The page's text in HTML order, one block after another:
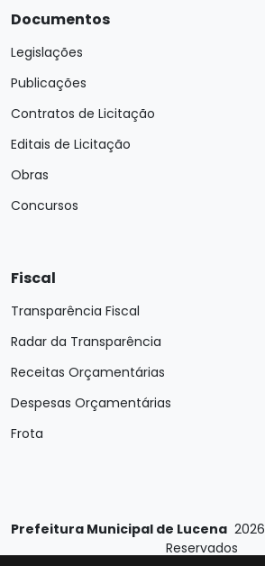
Documentos
Legislações
Publicações
Contratos de Licitação
Editais de Licitação
Obras
Concursos
Fiscal
Transparência Fiscal
Radar da Transparência
Receitas Orçamentárias
Despesas Orçamentárias
Frota
Prefeitura Municipal de Lucena 2026
Reservados